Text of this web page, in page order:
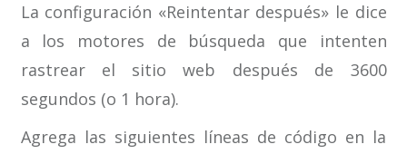
La configuración «Reintentar después» le dice
a los motores de búsqueda que intenten
rastrear el sitio web después de 3600
segundos (o 1 hora).
Agrega las siguientes líneas de código en la